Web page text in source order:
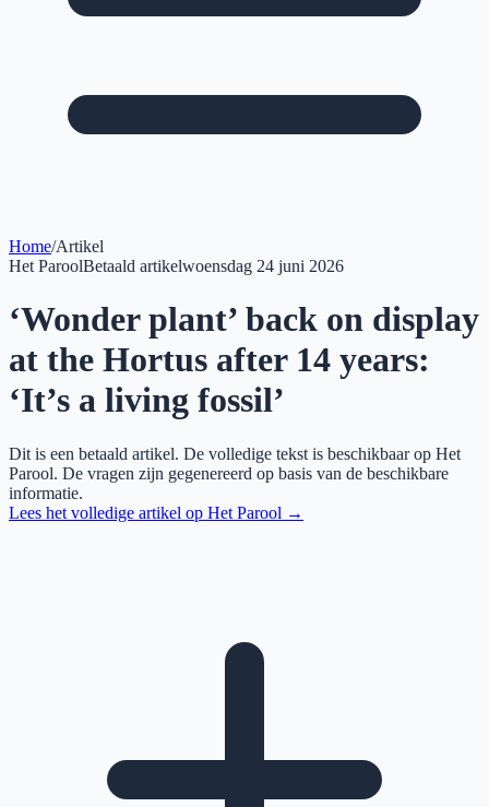
Home/Artikel
Het ParoolBetaald artikelwoensdag 24 juni 2026
‘Wonder plant’ back on display
at the Hortus after 14 years:
‘It’s a living fossil’
Dit is een betaald artikel. De volledige tekst is beschikbaar op Het
Parool. De vragen zijn gegenereerd op basis van de beschikbare
informatie.
Lees het volledige artikel op Het Parool →